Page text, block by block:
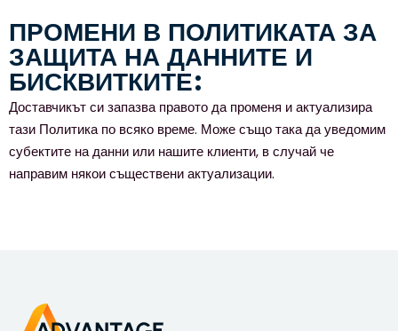
ПРОМЕНИ В ПОЛИТИКАТА ЗА
ЗАЩИТА НА ДАННИТЕ И
БИСКВИТКИТЕ:
Доставчикът си запазва правото да променя и актуализира
тази Политика по всяко време. Може също така да уведомим
субектите на данни или нашите клиенти, в случай че
направим някои съществени актуализации.